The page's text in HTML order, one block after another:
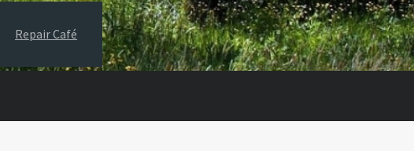
Repair Café